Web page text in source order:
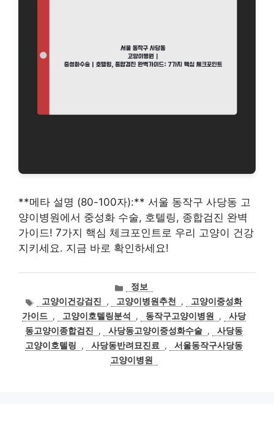
**메타 설명 (80-100자):** 서울 동작구 사당동 고
양이병원에서 중성화 수술, 호텔링, 종합검진 완벽
가이드! 7가지 핵심 체크포인트로 우리 고양이 건강
지키세요. 지금 바로 확인하세요!
카
테
고
리
정보
태
그
고양이건강검진 , 고양이병원추천 ,
고양이중성화
가이드 , 고양이호텔링분석 , 동작구고양이병원 ,
사당
동고양이종합검진
, 사당동고양이중성화수술 ,
사당동
고양이호텔링
, 사당동반려묘진료 ,
서울동작구사당동
고양이병원